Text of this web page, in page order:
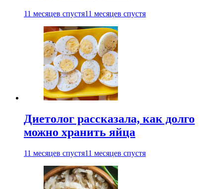
11 месяцев спустя11 месяцев спустя
Диетолог рассказала, как долго
можно хранить яйца
11 месяцев спустя11 месяцев спустя